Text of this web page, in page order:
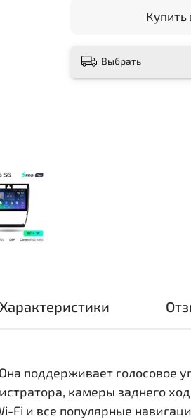
Купить
Выбрать
Характеристики
поддерживает голосовое
камеры заднего
Fi и все популярные